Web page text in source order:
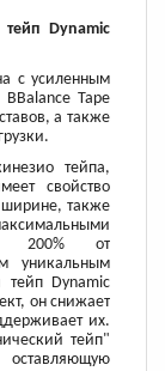
Dynamic
с усиленным
Tape
а также
тейпа,
свойство
ширине, также
200% от
уникальным
тейп Dynamic
он снижает
их.
тейп"
оставляющую